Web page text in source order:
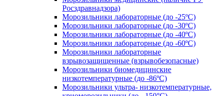
Росздравнадзора)
Морозильники лабораторные (до -25ºС)
Морозильники лабораторные (до -30ºС)
Морозильники лабораторные (до -40ºС)
Морозильники лабораторные (до -60ºС)
Морозильники лабораторные
взрывозащищенные (взрывобезопасные)
Морозильники биомедицинские
низкотемпературные (до -86ºС)
Морозильники ультра- низкотемпературные,